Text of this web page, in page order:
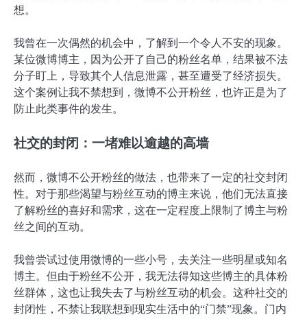
想。
我曾在一次偶然的机会中，了解到一个令人不安的现象。
某位微博博主，因为公开了自己的粉丝名单，结果被不法
分子盯上，导致其个人信息泄露，甚至遭受了经济损失。
这个案例让我不禁想到，微博不公开粉丝，也许正是为了
防止此类事件的发生。
社交的封闭：一堵难以逾越的高墙
然而，微博不公开粉丝的做法，也带来了一定的社交封闭
性。对于那些渴望与粉丝互动的博主来说，他们无法直接
了解粉丝的喜好和需求，这在一定程度上限制了博主与粉
丝之间的互动。
我曾尝试过使用微博的一些小号，去关注一些明星或知名
博主。但由于粉丝不公开，我无法得知这些博主的具体粉
丝群体，这也让我失去了与粉丝互动的机会。这种社交的
封闭性，不禁让我联想到现实生活中的“门禁”现象。门内